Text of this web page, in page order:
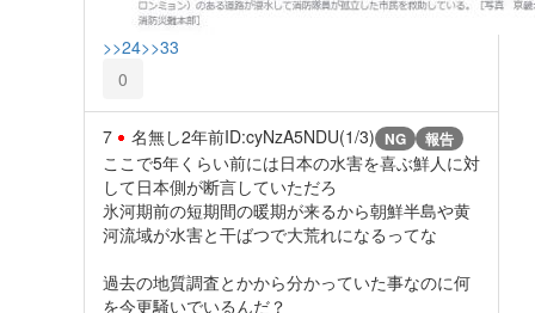
>>24>>33
0
7 名無し2年前ID:cyNzA5NDU(1/3) NG 報告
ここで5年くらい前には日本の水害を喜ぶ鮮人に対
して日本側が断言していただろ
氷河期前の短期間の暖期が来るから朝鮮半島や黄
河流域が水害と干ばつで大荒れになるってな
過去の地質調査とかから分かっていた事なのに何
を今更騒いでいるんだ？